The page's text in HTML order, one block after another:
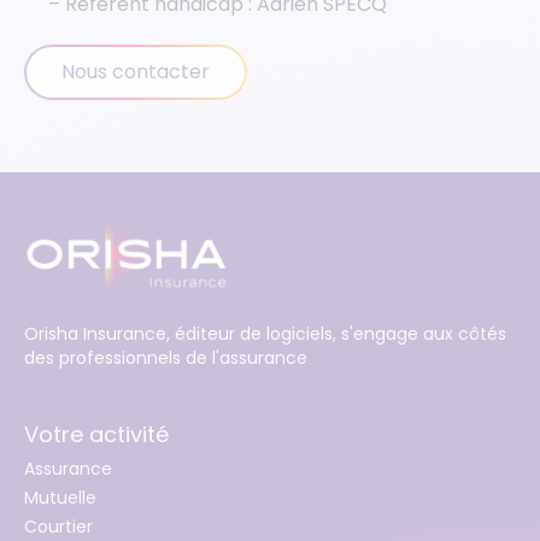
Nous contacter
Orisha Insurance, éditeur de logiciels, s'engage aux côtés
des professionnels de l'assurance
Votre activité
Assurance
Mutuelle
Courtier